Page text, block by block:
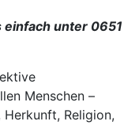
einfach unter 0651
Menschen –
Religion,